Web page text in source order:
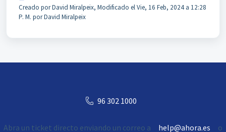
Creado por David Miralpeix, Modificado el Vie, 16 Feb, 2024 a 12:28
P. M. por David Miralpeix
96 302 1000
Abra un ticket directo enviando un correo a help@ahora.es o